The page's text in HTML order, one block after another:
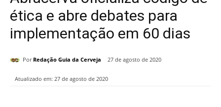
ética e abre debates para
implementação em 60 dias
Por Redação Guia da Cerveja 27 de agosto de 2020
Atualizado em: 27 de agosto de 2020